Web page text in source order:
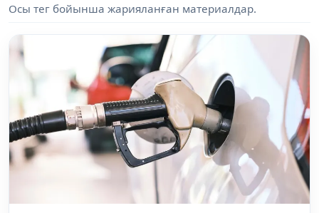
Осы тег бойынша жарияланған материалдар.